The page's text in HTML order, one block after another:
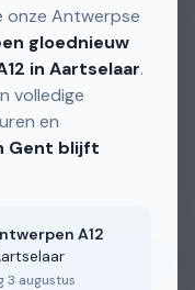
onze Antwerpse
gloednieuw
in Aartselaar.
volledige
en
Gent blijft
A12
3 augustus
in onze eigen